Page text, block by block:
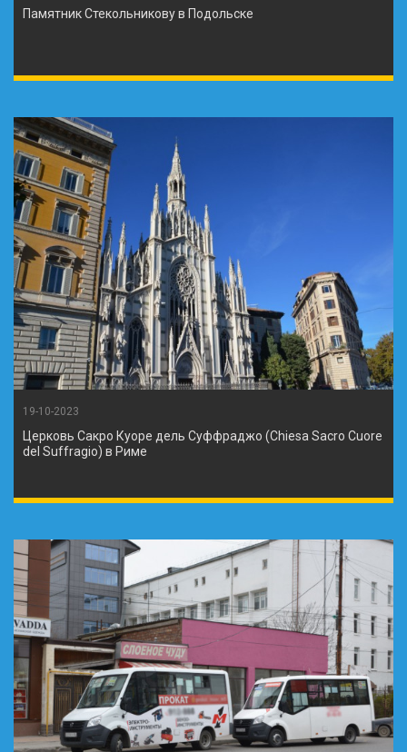
Памятник Стекольникову в Подольске
19-10-2023
Церковь Сакро Куоре дель Суффраджо (Chiesa Sacro Cuore
del Suffragio) в Риме